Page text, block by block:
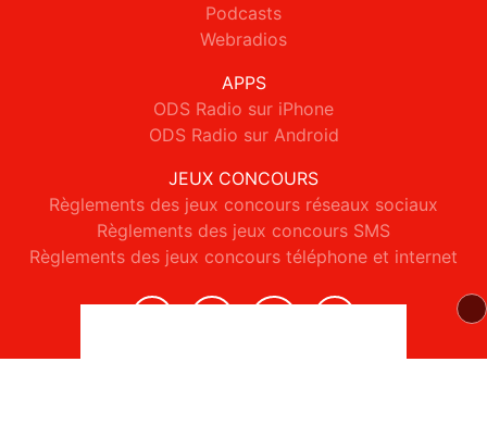
Podcasts
Webradios
APPS
ODS Radio sur iPhone
ODS Radio sur Android
JEUX CONCOURS
Règlements des jeux concours réseaux sociaux
Règlements des jeux concours SMS
Règlements des jeux concours téléphone et internet